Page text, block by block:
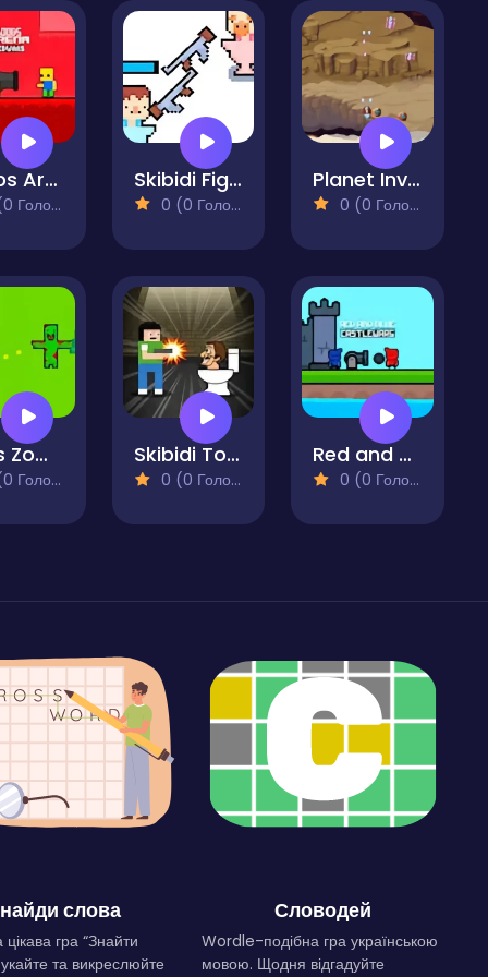
Noobs Arena Bedwars Skibidi Fight
0 (0 Голосів)
Planet Invasion
0 (0 Голосів)
Guns Zombie Skibidi Toilet Invasion
0 (0 Голосів)
Red and Blue Castlewars
0 (0 Голосів)
слова
гра “Знайти
та викреслюйте
Словодей
Wordle-подібна гра українською
мовою. Щодня відгадуйте